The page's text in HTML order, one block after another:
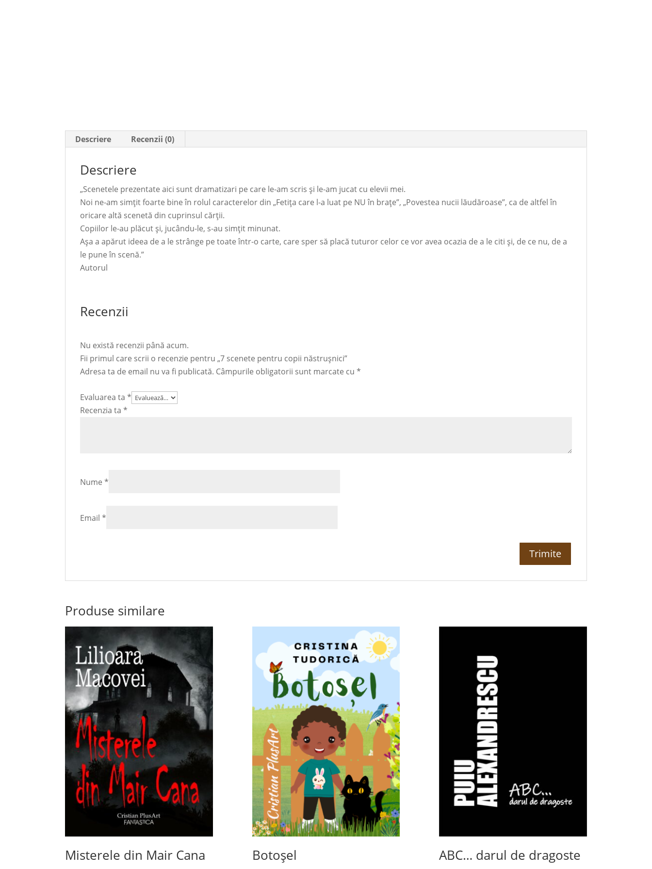
Descriere Recenzii (0)
Descriere
„Scenetele prezentate aici sunt dramatizari pe care le-am scris și le-am jucat cu elevii mei.
Noi ne-am simțit foarte bine în rolul caracterelor din „Fetița care l-a luat pe NU în brațe”, „Povestea nucii lăudăroase”, ca de altfel în
oricare altă scenetă din cuprinsul cărții.
Copiilor le-au plăcut și, jucându-le, s-au simțit minunat.
Așa a apărut ideea de a le strânge pe toate într-o carte, care sper să placă tuturor celor ce vor avea ocazia de a le citi și, de ce nu, de a
le pune în scenă.”
Autorul
Recenzii
Nu există recenzii până acum.
Fii primul care scrii o recenzie pentru „7 scenete pentru copii năstrușnici”
Adresa ta de email nu va fi publicată. Câmpurile obligatorii sunt marcate cu*
Evaluarea ta*
Recenzia ta*
Nume*
Email*
Produse similare
Misterele din Mair Cana Botoșel ABC… darul de dragoste